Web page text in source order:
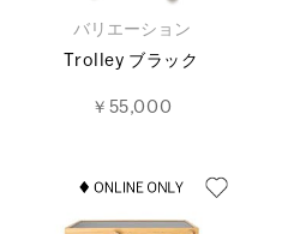
バリエーション
Trolley ブラック
￥55,000